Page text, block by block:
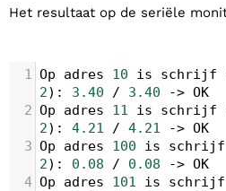
Het resultaat op de seriële
1 Op adres 10 is schrijf
2): 3.40 / 3.40 -> OK
2 Op adres 11 is schrijf
2): 4.21 / 4.21 -> OK
3 Op adres 100 is schrijf
2): 0.08 / 0.08 -> OK
4 Op adres 101 is schrijf